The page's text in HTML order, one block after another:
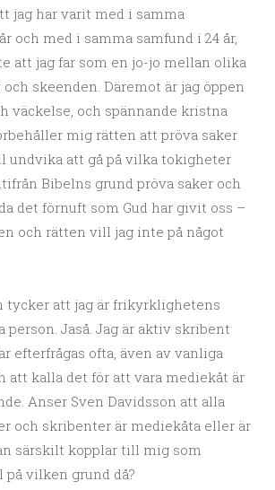
jag har varit med i samma
och med i samma samfund i 24 år,
att jag far som en jo-jo mellan olika
skeenden. Däremot är jag öppen
väckelse, och spännande kristna
mig rätten att pröva saker
undvika att gå på vilka tokigheter
Bibelns grund pröva saker och
det förnuft som Gud har givit oss –
och rätten vill jag inte på något
tycker att jag är frikyrklighetens
person. Jaså. Jag är aktiv skribent
efterfrågas ofta, även av vanliga
att kalla det för att vara mediekåt är
Anser Sven Davidsson att alla
och skribenter är mediekåta eller är
särskilt kopplar till mig som
på vilken grund då?